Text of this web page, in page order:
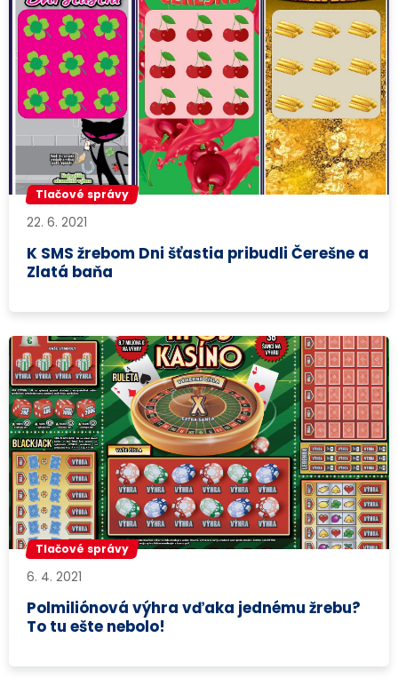
Tlačové správy
22. 6. 2021
K SMS žrebom Dni šťastia pribudli Čerešne a
Zlatá baňa
Tlačové správy
6. 4. 2021
Polmiliónová výhra vďaka jednému žrebu?
To tu ešte nebolo!